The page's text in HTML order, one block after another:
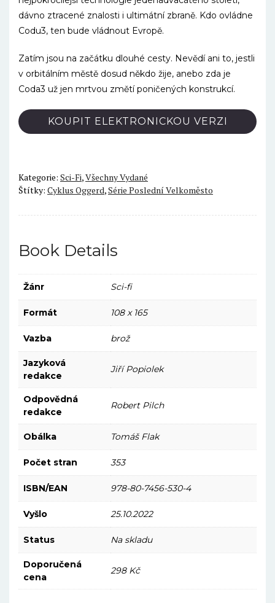
dávno ztracené znalosti i ultimátní zbraně. Kdo ovládne
Codu3, ten bude vládnout Evropě.
Zatím jsou na začátku dlouhé cesty. Nevědí ani to, jestli
v orbitálním městě dosud někdo žije, anebo zda je
Coda3 už jen mrtvou změtí poničených konstrukcí.
KOUPIT ELEKTRONICKOU VERZI
Kategorie: Sci-Fi,Všechny Vydané
Štítky: Cyklus Oggerd,Série Poslední Velkoměsto
Book Details
Žánr Sci-fi
Formát 108 x 165
Vazba brož
Jazyková
redakce
Jiří Popiolek
Odpovědná
redakce
Robert Pilch
Obálka Tomáš Flak
Počet stran 353
ISBN/EAN 978-80-7456-530-4
Vyšlo 25.10.2022
Status Na skladu
Doporučená
cena
298 Kč